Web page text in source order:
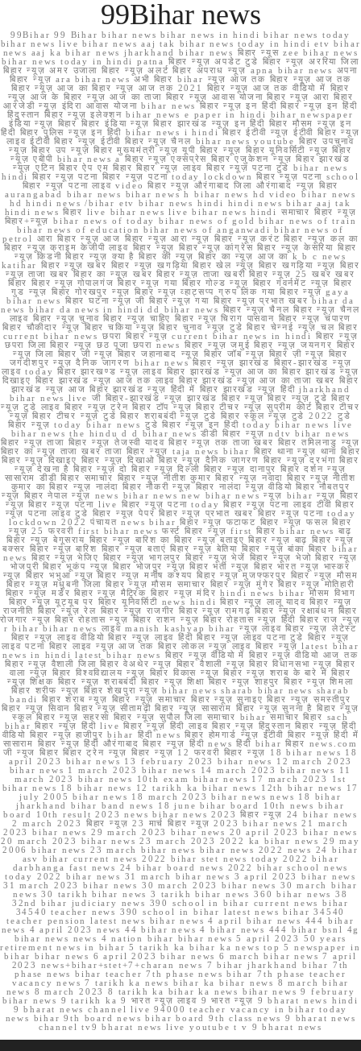
99Bihar news
99Bihar 99 Bihar bihar news bihar news in hindi bihar news today
bihar news live bihar news aaj tak bihar news today in hindi etv bihar
news aaj ka bihar news jharkhand bihar news बिहार न्यूस zee bihar news
bihar news today in hindi patna बिहार न्यूज़ अपडेट टुडे बिहार न्यूज़ अररिया जिला
बिहार न्यूज़ अमर उजाला बिहार न्यूज़ अलर्ट बिहार अपराध न्यूज़ apna bihar news अपना
बिहार न्यूज़ ara bihar news अभी बिहार bihar न्यूज़ आज तक बिहार न्यूज़ आज तक
बिहार न्यूज़ आज का बिहार न्यूज़ आज तक 2021 बिहार न्यूज़ आज तक वीडियो में बिहार
न्यूज़ आज के बिहार न्यूज़ आज का ताजा बिहार न्यूज़ आवास योजना बिहार न्यूज़ आरा बिहार
आरजेडी न्यूज़ इंदिरा आवास योजना bihar news बिहार न्यूज़ इन हिंदी बिहार न्यूज़ इन हिंदी
हिंदुस्तान बिहार न्यूज़ इलेक्शन bihar news e paper in hindi bihar newspaper
इंडिया न्यूज़ बिहार बिहार इंडिया न्यूज़ बिहार झारखंड न्यूज़ इन हिंदी बिहार मौसम न्यूज़ इन
हिंदी बिहार पुलिस न्यूज़ इन हिंदी bihar news i hindi बिहार ईटीवी न्यूज़ ईटीवी बिहार न्यूज़
लाइव ईटीवी बिहार न्यूज़ ईटीवी बिहार न्यूज़ चैनल bihar news youtube बिहार उपचुनाव
न्यूज़ बिहार उप न्यूज़ बिहार मुख्यमंत्री न्यूज़ यूपी बिहार न्यूज़ बिहार यूनिवर्सिटी न्यूज़ बिहार
न्यूज़ एबीपी bihar news a बिहार न्यूज़ एक्सप्रेस बिहार एजुकेशन न्यूज़ बिहार झारखंड
न्यूज़ एटिन बिहार ऐप एम बिहार बिहार न्यूज़ लाइव बिहार न्यूज़ पटना टुडे bihar news
hindi बिहार न्यूज़ पटना बिहार न्यूज़ पटना today lockdown बिहार न्यूज़ पटना school
बिहार न्यूज़ पटना लाइव video बिहार न्यूज़ औरंगाबाद जिला औरंगाबाद न्यूज़ बिहार
aurangabad bihar news bihar news h bihar news hd video bihar news
hd hindi news /bihar etv bihar news hindi hindi news bihar aaj tak
hindi news बिहार live bihar news live bihar news hindi समाचार बिहार न्यूज़
बिहार+न्यूज़ bihar news of today bihar news of gold bihar news of train
bihar news of education bihar news of anganwadi bihar news of
petrol आरा बिहार न्यूज़ आज बिहार न्यूज़ आरा न्यूज़ बिहार न्यूज़ करंट बिहार न्यूज़ कल का
बिहार न्यूज़ क्राइम केजीपी लाइव बिहार न्यूज़ बिहार न्यूज़ कांग्रेस बिहार न्यूज़ केसरिया बिहार
न्यूज़ किडनी बिहार न्यूज़ क्या है बिहार की न्यूज़ बिहार का न्यूज़ आज का k b c news
katihar बिहार न्यूज़ खबर बिहार न्यूज़ खगड़िया बिहार खेल न्यूज़ बिहार खगड़िया न्यूज़ बिहार
न्यूज़ ताजा खबर बिहार का न्यूज़ खबर बिहार न्यूज़ ताजा खबरी बिहार न्यूज़ 25 खबर खबर
बिहार बिहार न्यूज़ गोपालगंज बिहार न्यूज़ गया बिहार गोल्ड न्यूज़ बिहार गवर्नमेंट न्यूज़ बिहार
गुड न्यूज़ बिहार गोरखपुर न्यूज़ बिहार न्यूज़ व्हाट्सप्प ग्रुप लिंक गया बिहार न्यूज़ gaya
bihar news बिहार घटना न्यूज़ जी बिहार न्यूज़ गया बिहार न्यूज़ प्रभात खबर bihar da
news bihar da news in hindi dd bihar news बिहार न्यूज़ चैनल बिहार न्यूज़ चैनल
लाइव बिहार न्यूज़ चुनाव बिहार न्यूज़ चाहिए बिहार न्यूज़ चिराग पासवान बिहार न्यूज़ चंपारण
बिहार चौकीदार न्यूज़ बिहार चकिया न्यूज़ बिहार चुनाव न्यूज़ टुडे बिहार चेन्नई न्यूज़ चल बिहार
current bihar news छपरा बिहार न्यूज़ current bihar news in hindi बिहार न्यूज़
छपरा जिला बिहार न्यूज़ छठ पूजा छपरा news बिहार न्यूज़ जमुई बिहार न्यूज़ जयनगर बिहार
न्यूज़ जिला बिहार जी न्यूज़ बिहार जहानाबाद न्यूज़ बिहार जॉब न्यूज़ बिहार ज़ी न्यूज़ बिहार
जगदीशपुर न्यूज़ दैनिक जागरण bihar news बिहार न्यूज़ झारखंड बिहार-झारखंड न्यूज़
लाइव today बिहार झारखण्ड न्यूज़ लाइव बिहार झारखंड न्यूज़ आज का बिहार झारखंड न्यूज़
दिखाइए बिहार झारखंड न्यूज़ आज तक लाइव बिहार झारखंड न्यूज़ आज का ताजा खबर बिहार
झारखंड न्यूज़ आज बिहार झारखंड न्यूज़ हिंदी में बिहार झारखंड न्यूज़ हिंदी jharkhand
bihar news live जी बिहार-झारखंड न्यूज़ झारखंड बिहार न्यूज़ बिहार न्यूज़ टुडे बिहार
न्यूज़ टुडे लाइव बिहार न्यूज़ ट्रेन बिहार टॉप न्यूज़ बिहार टीचर न्यूज़ सुप्रीम कोर्ट बिहार टीचर
न्यूज़ बिहार टीचर न्यूज़ टुडे बिहार शराबबंदी न्यूज़ टुडे बिहार स्कूल न्यूज़ टुडे 2022 टुडे
बिहार न्यूज़ today bihar news टुडे बिहार न्यूज़ इन हिंदी today bihar news live
bihar news the hindu d d bihar news डीडी बिहार न्यूज़ ndtv bihar news
बिहार न्यूज़ ताजा बिहार न्यूज़ तेजस्वी यादव बिहार न्यूज़ तक ताजा खबर बिहार तमिलनाडु न्यूज़
बिहार का न्यूज़ ताजा खबर ताजा बिहार न्यूज़ taja news bihar बिहार थाना न्यूज़ थाना बिहार
बिहार न्यूज़ दिखाइए बिहार न्यूज़ दिखाओ बिहार न्यूज़ दैनिक जागरण बिहार न्यूज़ दरभंगा बिहार
न्यूज़ देखना है बिहार न्यूज़ दो बिहार न्यूज़ दिल्ली बिहार न्यूज़ दानापुर बिहार दर्शन न्यूज़
सासाराम डीडी बिहार समाचार बिहार न्यूज़ नीतीश कुमार बिहार न्यूज़ नवादा बिहार न्यूज़ नीतीश
कुमार का बिहार न्यूज़ नालंदा बिहार नौकरी न्यूज़ बिहार नालंदा न्यूज़ वीडियो बिहार नौबतपुर
न्यूज़ बिहार नेपाल न्यूज़ news bihar news new bihar news न्यूज़ bihar न्यूज़ बिहार
न्यूज़ बिहार न्यूज़ पटना live बिहार न्यूज़ पटना today बिहार न्यूज़ पटना लाइव टीवी बिहार
न्यूज़ पटना लाइव टुडे बिहार न्यूज़ पेपर बिहार न्यूज़ प्रभात खबर बिहार न्यूज़ पटना today
lockdown 2022 पंचायत news bihar बिहार न्यूज़ फटाफट बिहार न्यूज़ फसल बिहार
न्यूज़ 25 फरवरी first bihar news फर्स्ट बिहार न्यूज़ first बिहार bihar news बाढ़
बिहार न्यूज़ बेगूसराय बिहार न्यूज़ बारिश का बिहार न्यूज़ बताइए बिहार न्यूज़ बाढ़ बिहार न्यूज़
बक्सर बिहार न्यूज़ बारिश बिहार न्यूज़ बताएं बिहार न्यूज़ बेतिया बिहार न्यूज़ बांका बिहार bihar
news बिहार न्यूज़ भेजिए बिहार न्यूज़ भागलपुर बिहार न्यूज़ भेजें बिहार न्यूज़ भेजो बिहार न्यूज़
भोजपुरी बिहार भूकंप न्यूज़ बिहार भोजपुर न्यूज़ बिहार भर्ती न्यूज़ बिहार भारत न्यूज़ भास्कर
न्यूज़ बिहार भभुआ न्यूज़ बिहार न्यूज़ मनीष कश्यप बिहार न्यूज़ मुजफ्फरपुर बिहार न्यूज़ मौसम
बिहार न्यूज़ मधुबनी जिला बिहार न्यूज़ मौसम समाचार बिहार न्यूज़ मुंगेर बिहार न्यूज़ मोतिहारी
बिहार न्यूज़ मर्डर बिहार न्यूज़ मैट्रिक बिहार न्यूज़ मंदिर hindi news bihar मौसम विभाग
बिहार न्यूज़ यूट्यूब पर बिहार यूनिवर्सिटी news hindi बिहार न्यूज़ लालू यादव बिहार न्यूज़
राजनीति बिहार न्यूज़ रेल बिहार न्यूज़ राजगीर बिहार न्यूज़ रामगढ़ बिहार न्यूज़ रक्षाबंधन बिहार
रोजगार न्यूज़ बिहार रोहतास न्यूज़ बिहार राशन न्यूज़ बिहार रोहतास न्यूज़ हिंदी बिहार राज न्यूज़
r bihar bihar news लाइव manish kashyap bihar न्यूज़ लाइव बिहार न्यूज़ लेटेस्ट
बिहार न्यूज़ लाइव वीडियो बिहार न्यूज़ लाइव हिंदी बिहार न्यूज़ लाइव पटना टुडे बिहार न्यूज़
लाइव पटना बिहार लाइव न्यूज़ आज तक बिहार लोकल न्यूज़ लाइव बिहार न्यूज़ latest bihar
news in hindi latest bihar news बिहार न्यूज़ वीडियो में बिहार न्यूज़ वीडियो आज तक
बिहार न्यूज़ वैशाली जिला बिहार वेअथेर न्यूज़ बिहार वैशाली न्यूज़ बिहार विधानसभा न्यूज़ बिहार
वाला न्यूज़ बिहार विश्वविद्यालय न्यूज़ बिहार विकास न्यूज़ बिहार न्यूज़ शराब के बारे में बिहार
न्यूज़ शिक्षक बिहार न्यूज़ शराबबंदी बिहार न्यूज़ शिक्षा बिहार न्यूज़ शाहपुर बिहार न्यूज़ शिमला
बिहार शरीफ न्यूज़ बिहार शेखपुरा न्यूज़ bihar news sharab bihar news sharab
bandi बिहार शराब न्यूज़ बिहार न्यूज़ समाचार बिहार न्यूज़ सुनाइए बिहार न्यूज़ समस्तीपुर
बिहार न्यूज़ सिवान बिहार न्यूज़ सीतामढ़ी बिहार न्यूज़ सासाराम बिहार न्यूज़ सुनना है बिहार न्यूज़
स्कूल बिहार न्यूज़ सहरसा बिहार न्यूज़ सुपौल जिला समाचार bihar समाचार बिहार sach
bihar बिहार न्यूज़ हिंदी live बिहार न्यूज़ हिंदी लाइव बिहार न्यूज़ हिंदुस्तान बिहार न्यूज़ हिंदी
वीडियो बिहार न्यूज़ हाजीपुर bihar हिंदी news बिहार होमगार्ड न्यूज़ ईटीवी बिहार न्यूज़ हिंदी में
सासाराम बिहार न्यूज़ हिंदी औरंगाबाद बिहार न्यूज़ हिंदी news हिंदी bihar बिहार news.com
जी न्यूज बिहार बिहार ट्रेन न्यूज़ बिहार न्यूज़ 12 फरवरी बिहार न्यूज़ 18 bihar news 18
april 2023 bihar news 13 february 2023 bihar news 12 march 2023
bihar news 1 march 2023 bihar news 14 march 2023 bihar news 11
march 2023 bihar news 10th exam bihar news 17 march 2023 1st
bihar news 18 bihar news 12 tarikh ka bihar news 12th bihar news 17
july 2005 bihar news 18 march 2023 bihar news news 18 bihar
jharkhand bihar band news 18 june bihar board 10th news bihar
board 10th result 2023 news bihar news 2023 बिहार न्यूज़ 24 bihar news
2 march 2023 बिहार न्यूज़ 23 मार्च बिहार न्यूज़ 2023 bihar news 21 march
2023 bihar news 29 march 2023 bihar news 20 april 2023 bihar news
20 march 2023 bihar news 23 march 2023 2022 ka bihar news 29 may
2006 bihar news 23 march bihar news bihar news 2022 news 24 bihar
asv bihar current news 2022 bihar stet news today 2022 bihar
darbhanga fast news 24 bihar board news 2022 bihar school news
today 2022 bihar news 31 march bihar news 3 april 2023 bihar news
31 march 2023 bihar news 30 march 2023 bihar news 30 march bihar
news 30 tarikh bihar news 3 tarikh bihar news 360 bihar news 38
32nd bihar judiciary news 390 school in bihar current news bihar
34540 teacher news 390 school in bihar latest news bihar 34540
teacher pension latest news bihar news 4 april bihar news 444 bihar
news 4 april 2023 news 44 bihar news 4 bihar news 444 bihar bsnl 4g
bihar news news 4 nation bihar bihar news 5 april 2023 50 years
retirement news in bihar 5 tarikh ka bihar ka news top 5 newspaper in
bihar bihar news 6 april 2023 bihar news 6 march bihar news 7 april
2023 news+bihar+stet+7+charan news 7 bihar jharkhand bihar 7th
phase news bihar teacher 7th phase news bihar 7th phase teacher
vacancy news 7 tarikh ka news bihar ka bihar news 8 march bihar
news 8 march 2023 8 tarikh ka bihar ka news bihar news 9 february
bihar news 9 tarikh ka 9 भारत न्यूज़ लाइव 9 भारत न्यूज़ 9 bharat news hindi
9 bharat news channel live 94000 teacher vacancy in bihar today
news bihar 9th board news bihar board 9th class news 9 bharat news
channel tv9 bharat news live youtube t v 9 bharat news